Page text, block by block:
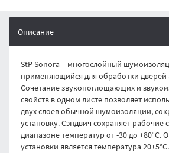
Описание
StP Sonora – многослойный
применяющийся для обработки дверей
Сочетание звукопоглощающих и
свойств в одном листе позволяет
двух слоев обычной шумоизоляции,
установку. Сэндвич сохраняет рабочие
диапазоне температур от -30 до +80°С.
установки является температура 20±5°С.